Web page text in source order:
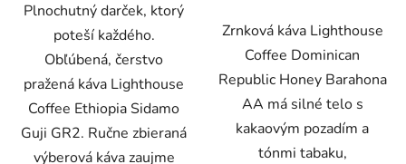
Plnochutný darček, ktorý
poteší každého.
Obľúbená, čerstvo
pražená káva Lighthouse
Coffee Ethiopia Sidamo
Guji GR2. Ručne zbieraná
výberová káva zaujme
Zrnková káva Lighthouse
Coffee Dominican
Republic Honey Barahona
AA má silné telo s
kakaovým pozadím a
tónmi tabaku,